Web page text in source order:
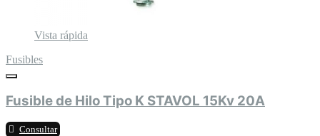
Vista rápida
Fusibles
Fusible de Hilo Tipo K STAVOL 15Kv 20A
Consultar